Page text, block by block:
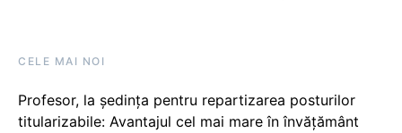
CELE MAI NOI
Profesor, la ședința pentru repartizarea posturilor
titularizabile: Avantajul cel mai mare în învățământ